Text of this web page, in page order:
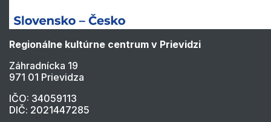
Regionálne kultúrne centrum v Prievidzi
Záhradnícka 19
971 01 Prievidza
IČO: 34059113
DIČ: 2021447285